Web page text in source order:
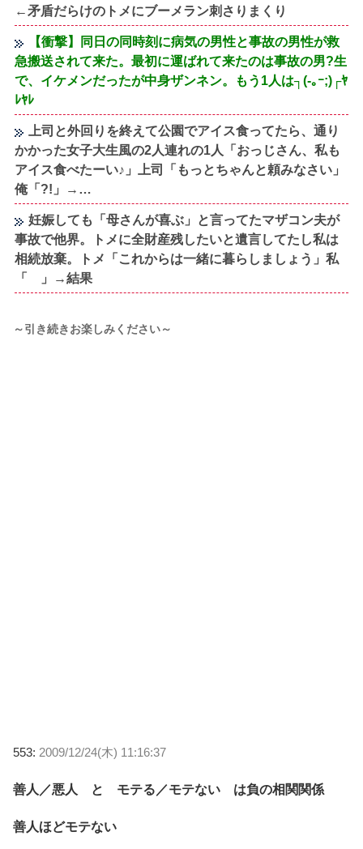
←矛盾だらけのトメにブーメラン刺さりまくり
【衝撃】同日の同時刻に病気の男性と事故の男性が救
急搬送されて来た。最初に運ばれて来たのは事故の男?生
で、イケメンだったが中身ザンネン。もう1人は┐(-｡ｰ;)┌ﾔ
ﾚﾔﾚ
上司と外回りを終えて公園でアイス食ってたら、通り
かかった女子大生風の2人連れの1人「おっじさん、私も
アイス食べたーい♪」上司「もっとちゃんと頼みなさい」
俺「?!」→…
妊娠しても「母さんが喜ぶ」と言ってたマザコン夫が
事故で他界。トメに全財産残したいと遺言してたし私は
相続放棄。トメ「これからは一緒に暮らしましょう」私
「 」→結果
～引き続きお楽しみください～
553: 2009/12/24(木) 11:16:37
善人／悪人 と モテる／モテない は負の相関関係
善人ほどモテない